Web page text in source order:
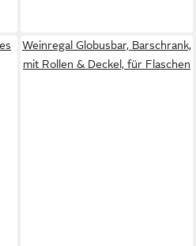
Weinregal Globusbar, Barschrank,
mit Rollen & Deckel, für Flaschen